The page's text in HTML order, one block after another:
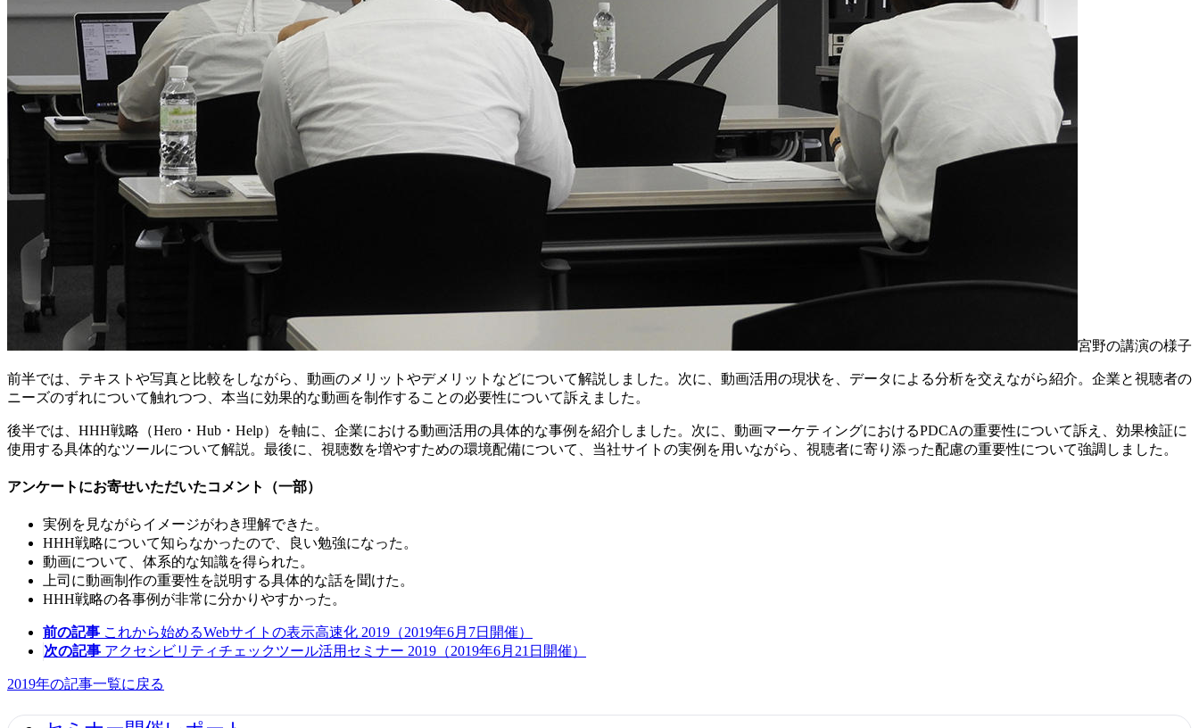
宮野の講演の様子
前半では、テキストや写真と比較をしながら、動画のメリットやデメリットなどについて解説しました。次に、動画活用の現状を、データによる分析を交えながら紹介。企業と視聴者の
ニーズのずれについて触れつつ、本当に効果的な動画を制作することの必要性について訴えました。
後半では、HHH戦略（Hero・Hub・Help）を軸に、企業における動画活用の具体的な事例を紹介しました。次に、動画マーケティングにおけるPDCAの重要性について訴え、効果検証に
使用する具体的なツールについて解説。最後に、視聴数を増やすための環境配備について、当社サイトの実例を用いながら、視聴者に寄り添った配慮の重要性について強調しました。
アンケートにお寄せいただいたコメント（一部）
実例を見ながらイメージがわき理解できた。
HHH戦略について知らなかったので、良い勉強になった。
動画について、体系的な知識を得られた。
上司に動画制作の重要性を説明する具体的な話を聞けた。
HHH戦略の各事例が非常に分かりやすかった。
前の記事 これから始めるWebサイトの表示高速化 2019（2019年6月7日開催）
次の記事 アクセシビリティチェックツール活用セミナー 2019（2019年6月21日開催）
2019年の記事一覧に戻る